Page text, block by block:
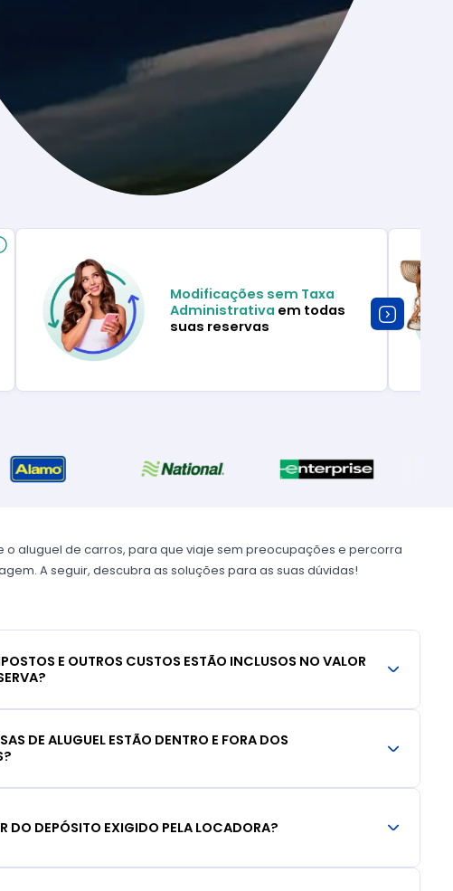
Modificações sem Taxa
Administrativa em todas
suas reservas
o aluguel de carros, para que viaje sem preocupações e percorra
A seguir, descubra as soluções para as suas dúvidas!
E OUTROS CUSTOS ESTÃO INCLUSOS NO VALOR
DE ALUGUEL ESTÃO DENTRO E FORA DOS
DO DEPÓSITO EXIGIDO PELA LOCADORA?